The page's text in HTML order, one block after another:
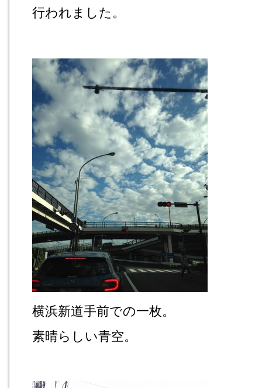
行われました。
横浜新道手前での一枚。
素晴らしい青空。